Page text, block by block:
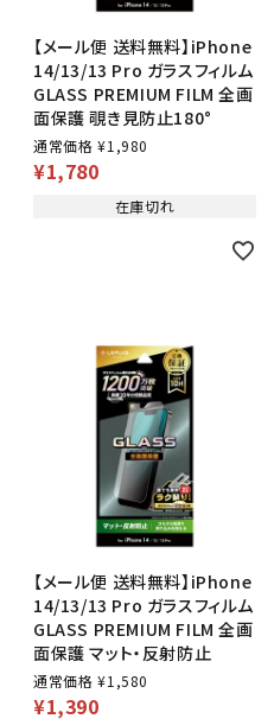
【メール便 送料無料】iPhone
14/13/13 Pro ガラスフィルム
GLASS PREMIUM FILM 全画
面保護 覗き見防止180°
通常価格 ¥1,980
¥1,780
在庫切れ
【メール便 送料無料】iPhone
14/13/13 Pro ガラスフィルム
GLASS PREMIUM FILM 全画
面保護 マット・反射防止
通常価格 ¥1,580
¥1,390